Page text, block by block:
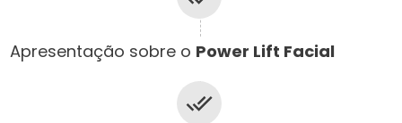
Apresentação sobre o Power Lift Facial